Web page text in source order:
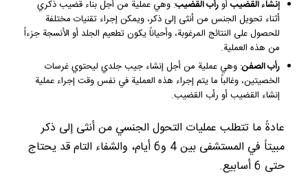
إنشاء القضيبأورأب القضيب: وهي عملية من أجل بناء قضيب ذكري
أثناء تحويل الجنس من أنثى إلى ذكر، ويمكن إجراء تقنيات مختلفة
للحصول على النتائج المرغوبة، وأحياناً يكون تطعيم الجلد أو الأنسجة جزءاً
من هذه العملية.
رأب الصفن: وهي عملية من أجل إنشاء جيب جلدي ليحتوي غرسات
الخصيتين، وغالباً ما يتم إجراء هذه العملية في نفس وقت إجراء عملية
إنشاء القضيب أو رأب القضيب.
عادةً ما تتطلب عمليات التحول الجنسي من أنثى إلى ذكر
مبيتاً في المستشفى بين 4 و6 أيام، والشفاء التام قد يحتاج
حتى 6 أسابيع.